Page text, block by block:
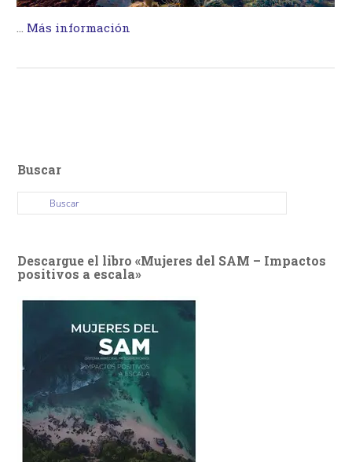
… Más información
Buscar
Descargue el libro «Mujeres del SAM – Impactos
positivos a escala»